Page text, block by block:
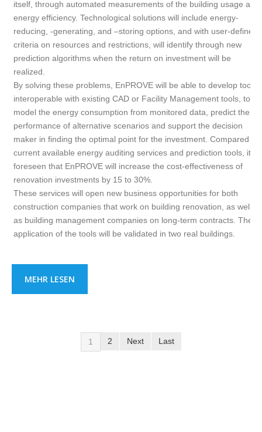
itself, through automated measurements of the building usage and
energy efficiency. Technological solutions will include energy-
reducing, -generating, and –storing options, and with user-defined
criteria on resources and restrictions, will identify through new
prediction algorithms when the return on investment will be
realized.
By solving these problems, EnPROVE will be able to develop tools,
interoperable with existing CAD or Facility Management tools, to
model the energy consumption from monitored data, predict the
performance of alternative scenarios and support the decision
maker in finding the optimal point for the investment. Compared to
current available energy auditing services and prediction tools, it is
foreseen that EnPROVE will increase the cost-effectiveness of
renovation investments by 15 to 30%.
These services will open new business opportunities for both
construction companies that work on building renovation, as well
as building management companies on long-term contracts. The
application of the tools will be validated in two real buildings.
MEHR LESEN
1 2 Next Last